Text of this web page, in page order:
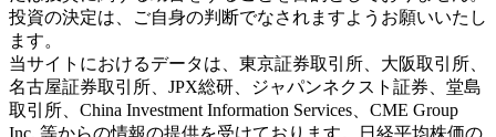
投資の決定は、ご自身の判断でなされますようお願いいたし
ます。
当サイトにおけるデータは、東京証券取引所、大阪取引所、
名古屋証券取引所、JPX総研、ジャパンネクスト証券、堂島
取引所、China Investment Information Services、CME Group
Inc. 等からの情報の提供を受けております。日経平均株価の